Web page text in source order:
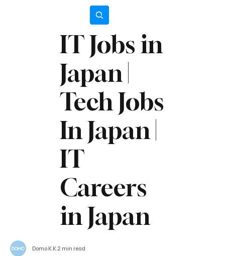
IT Jobs in
Japan |
Tech Jobs
In Japan |
IT
Careers
in Japan
Domo K.K.2 min read